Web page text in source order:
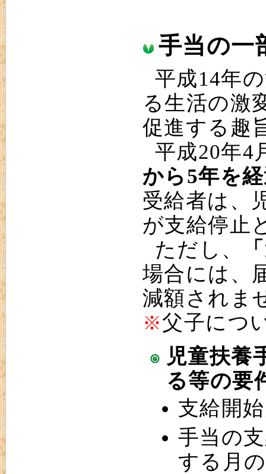
手当の一
平成14年
る生活の激
促進する趣
平成20年4
から5年を
受給者は、
が支給停止
ただし、
場合には、
減額されま
※父子につ
児童扶養
る等の要
支給開
手当の
する月